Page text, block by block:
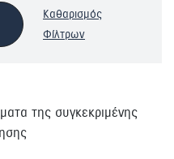
Καθαρισμός
Φίλτρων
της συγκεκριμένης